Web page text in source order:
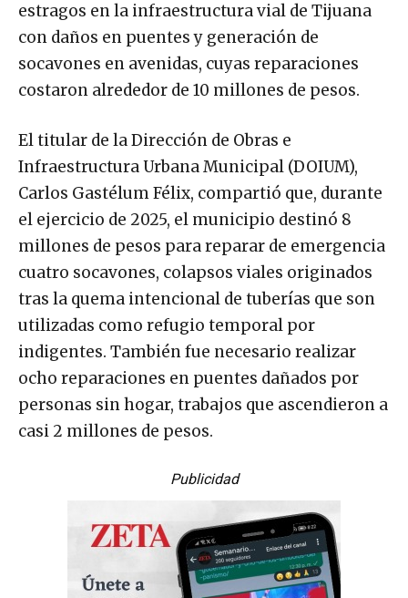
estragos en la infraestructura vial de Tijuana
con daños en puentes y generación de
socavones en avenidas, cuyas reparaciones
costaron alrededor de 10 millones de pesos.
El titular de la Dirección de Obras e
Infraestructura Urbana Municipal (DOIUM),
Carlos Gastélum Félix, compartió que, durante
el ejercicio de 2025, el municipio destinó 8
millones de pesos para reparar de emergencia
cuatro socavones, colapsos viales originados
tras la quema intencional de tuberías que son
utilizadas como refugio temporal por
indigentes. También fue necesario realizar
ocho reparaciones en puentes dañados por
personas sin hogar, trabajos que ascendieron a
casi 2 millones de pesos.
Publicidad